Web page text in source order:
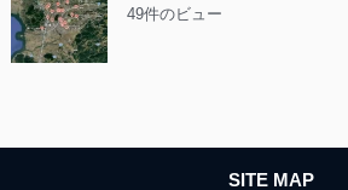
49件のビュー
SITE MAP